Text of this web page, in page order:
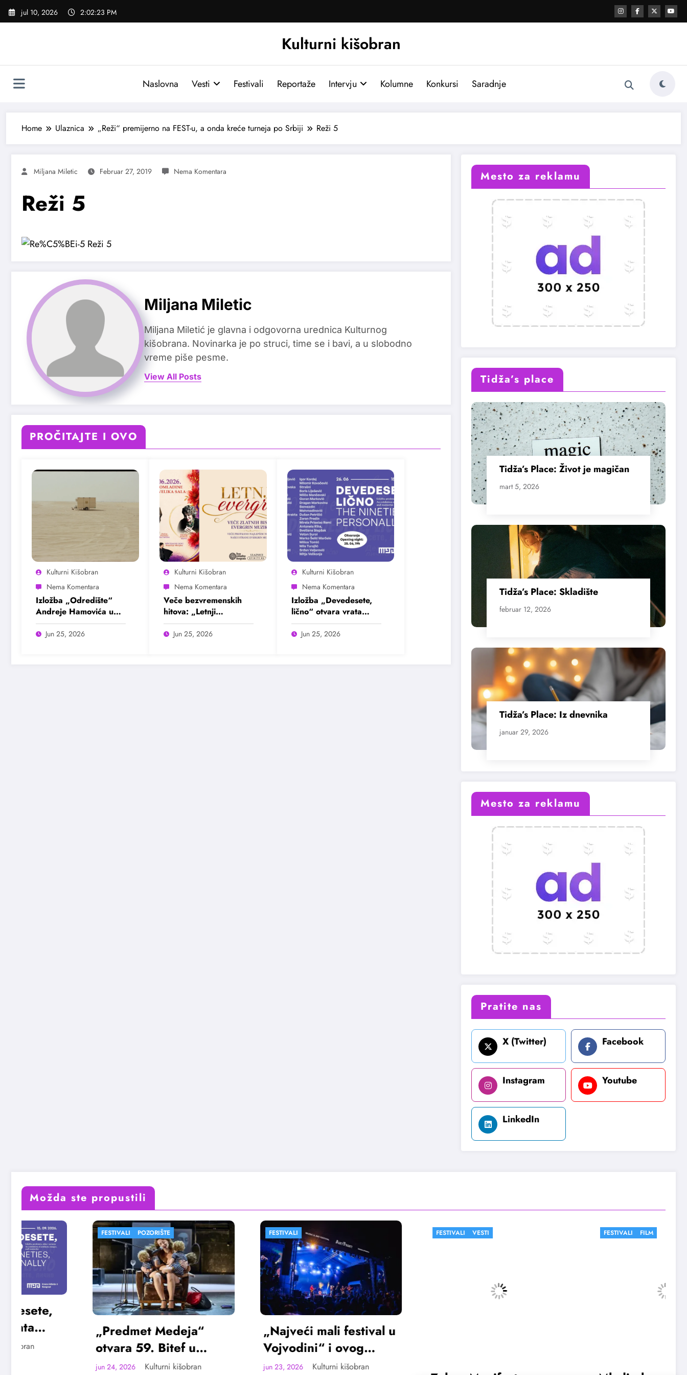
Skoči
jul 10, 2026 2:02:24 PM
Kulturni kišobran
Naslovna Vesti Festivali Reportaže Intervju Kolumne Konkursi Saradnje
Home Ulaznica „Reži“ premijerno na FEST-u, a onda kreće turneja po Srbiji Reži 5
Miljana Miletic Februar 27, 2019
Reži 5
Miljana Miletic
Miljana Miletić je glavna i odgovorna urednica Kulturnog
kišobrana. Novinarka je po struci, time se i bavi, a u slobodno
vreme piše pesme.
View All Posts
PROČITAJTE I OVO
Kulturni Kišobran
Izložba „Odredište“
Andreje Hamovića u
Bioskopu Balkan
Jun 25, 2026
Kulturni Kišobran
Veče bezvremenskih
hitova: „Letnji
evergrin“ u Domu
omladine Beograda
Jun 25, 2026
Kulturni Kišobran
Izložba „Devedesete,
lično“ otvara vrata
intimnim pričama jedne
burne decenije
Jun 25, 2026
Mesto za reklamu
Tidža’s place
Tidža’s Place: Život je magičan
mart 5, 2026
Tidža’s Place: Skladište
februar 12, 2026
Tidža’s Place: Iz dnevnika
januar 29, 2026
Mesto za reklamu
Pratite nas
X (Twitter) Facebook
Instagram Youtube
LinkedIn
Možda ste propustili
FESTIVALI POZORIŠTE
„Predmet Medeja“
otvara 59. Bitef u
Kulturni kišobran
FESTIVALI
„Najveći mali festival u
Vojvodini“ i ovog
avgusta u Sremskoj
jun 23, 2026 Kulturni kišobran